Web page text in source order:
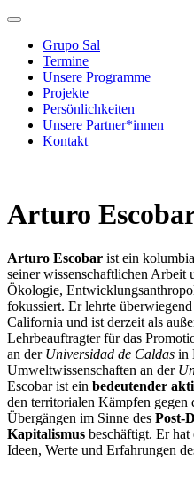
Grupo Sal
Termine
Unsere Programme
Projekte
Persönlichkeiten
Unsere Partner*innen
Kontakt
Arturo
Arturo Escobar ist ein
seiner wissenschaftlichen Arbeit
Ökologie,
fokussiert. Er lehrte
California und ist derzeit als
Lehrbeauftragter für das
an der Universidad de Caldas in
Umweltwissenschaften an der
Escobar ist ein bedeutender
den territorialen Kämpfen gegen
Übergängen im Sinne des Post-
Kapitalismus beschäftigt. Er hat
Ideen, Werte und Erfahrungen